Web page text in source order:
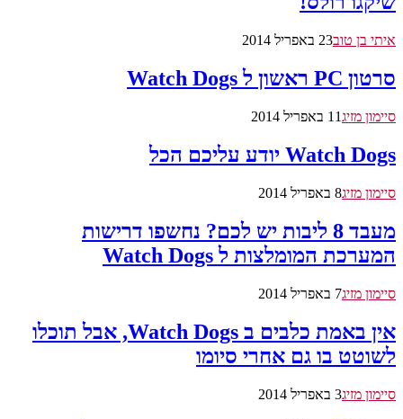
איתי בן טוב23 באפריל 2014
סרטון PC ראשון ל Watch Dogs
סיימון מזיג11 באפריל 2014
Watch Dogs יודע עליכם הכל
סיימון מזיג8 באפריל 2014
מעבד 8 ליבות יש לכם? נחשפו דרישות
המערכת המומלצות ל Watch Dogs
סיימון מזיג7 באפריל 2014
אין באמת כלבים ב Watch Dogs, אבל תוכלו
לשוטט בו גם אחרי סיומו
סיימון מזיג3 באפריל 2014